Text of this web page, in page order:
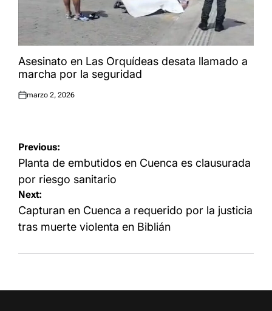
Asesinato en Las Orquídeas desata llamado a
marcha por la seguridad
Publicado
marzo 2, 2026
Navegación
de
entradas
Previous:
Planta de embutidos en Cuenca es clausurada
por riesgo sanitario
Next:
Capturan en Cuenca a requerido por la justicia
tras muerte violenta en Biblián